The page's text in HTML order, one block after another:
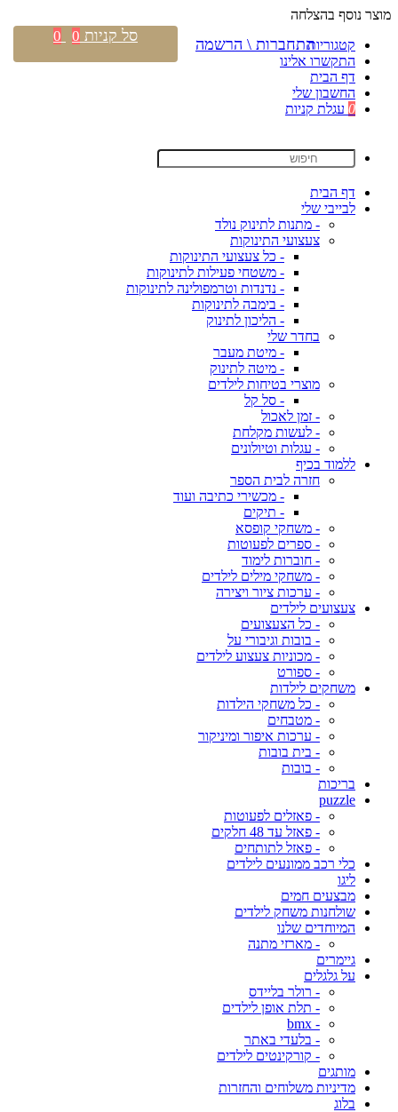
מוצר נוסף בהצלחה
קטגוריות
התקשרו אלינו
דף הבית
החשבון שלי
0 עגלת קניות
דף הבית
לבייבי שלי
- מתנות לתינוק נולד
צעצועי התינוקות
- כל צעצועי התינוקות
- משטחי פעילות לתינוקות
- נדנדות וטרמפולינה לתינוקות
- בימבה לתינוקות
- הליכון לתינוק
בחדר שלי
- מיטת מעבר
- מיטה לתינוק
מוצרי בטיחות לילדים
- סל קל
- זמן לאכול
- לעשות מקלחת
- עגלות וטיולונים
ללמוד בכיף
חזרה לבית הספר
- מכשירי כתיבה ועוד
- תיקים
- משחקי קופסא
- ספרים לפעוטות
- חוברות לימוד
- משחקי מילים לילדים
- ערכות ציור ויצירה
צעצועים לילדים
- כל הצעצועים
- בובות וגיבורי על
- מכוניות צעצוע לילדים
- ספורט
משחקים לילדות
- כל משחקי הילדות
- מטבחים
- ערכות איפור ומיניקור
- בית בובות
- בובות
בריכות
puzzle
- פאזלים לפעוטות
- פאזל עד 48 חלקים
- פאזל לתותחים
כלי רכב ממונעים לילדים
ליגו
מבצעים חמים
שולחנות משחק לילדים
המיוחדים שלנו
- מארזי מתנה
גיימרים
על גלגלים
- רולר בליידס
- תלת אופן לילדים
- bmx
- בלעדי באתר
- קורקינטים לילדים
מותגים
מדיניות משלוחים והחזרות
בלוג
התחברות \ הרשמה סל קניות 0
0